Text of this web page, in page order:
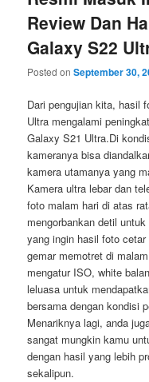
Review Dan
Galaxy S22
Posted onSeptember 30,
Dari pengujian kita, hasil
Ultra mengalami
Galaxy S21 Ultra.Di
kameranya bisa
kamera utamanya yang
Kamera ultra lebar dan
foto malam hari di atas
mengorbankan detil
yang ingin hasil foto
gemar memotret di
mengatur ISO, white
leluasa untuk
bersama dengan kondisi
Menariknya lagi, anda
sangat mungkin kamu
dengan hasil yang lebih
sekalipun.